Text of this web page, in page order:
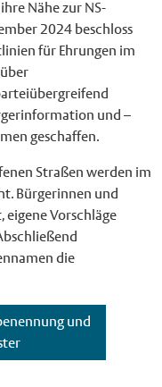
Nähe zur NS-
2024 beschloss
für Ehrungen im
und –
geschaffen.
Straßen werden im
Bürgerinnen und
Vorschläge
die
und